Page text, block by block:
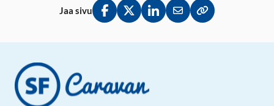
Jaa sivu
Jaa Facebookissa
Jaa Twitterissä
Jaa LinkedInissä
Jaa sähköpostitse
Kopioi linkki